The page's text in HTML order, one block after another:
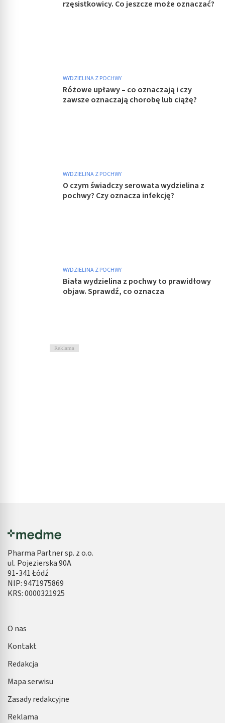
rzęsistkowicy. Co jeszcze może oznaczać?
WYDZIELINA Z POCHWY
Różowe upławy – co oznaczają i czy
zawsze oznaczają chorobę lub ciążę?
WYDZIELINA Z POCHWY
O czym świadczy serowata wydzielina z
pochwy? Czy oznacza infekcję?
WYDZIELINA Z POCHWY
Biała wydzielina z pochwy to prawidłowy
objaw. Sprawdź, co oznacza
Reklama
Pharma Partner sp. z o.o.
ul. Pojezierska 90A
91-341 Łódź
NIP: 9471975869
KRS: 0000321925
O nas
Kontakt
Redakcja
Mapa serwisu
Zasady redakcyjne
Reklama